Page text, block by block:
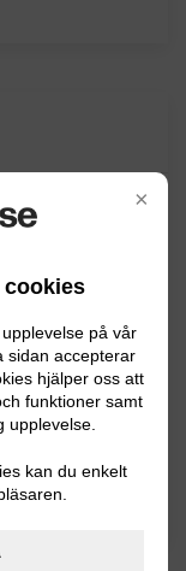
×
cookies
på vår
sidan accepterar
hjälper oss att
funktioner samt
upplevelse.
kan du enkelt
från